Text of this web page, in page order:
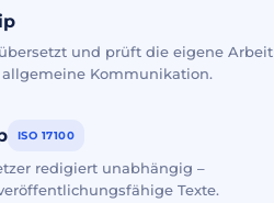
und prüft die eigene Arbeit
Kommunikation.
ISO 17100
redigiert unabhängig –
Texte.